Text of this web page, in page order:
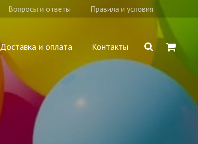
Вопросы и ответы Правила и условия
Доставка и оплата Контакты